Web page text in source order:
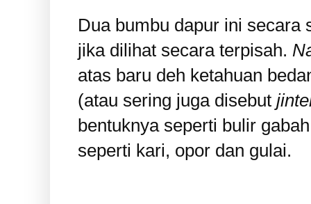
Dua bumbu dapur ini secara
jika dilihat secara terpisah.
atas baru deh ketahuan
(atau sering juga disebut
bentuknya seperti bulir
seperti kari, opor dan gulai.